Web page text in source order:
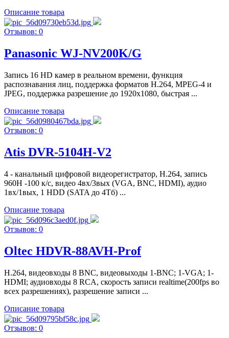
Описание товара
Отзывов: 0
Panasonic WJ-NV200K/G
Запись 16 HD камер в реальном времени, функция
распознавания лиц, поддержка форматов H.264, MPEG-4 и
JPEG, поддержка разрешение до 1920x1080, быстрая ...
Описание товара
Отзывов: 0
Atis DVR-5104H-V2
4 - канальный цифровой видеорегистратор, Н.264, запись
960H -100 к/с, видео 4вх/3вых (VGA, BNC, HDMI), аудио
1вх/1вых, 1 HDD (SATA до 4Тб) ...
Описание товара
Отзывов: 0
Oltec HDVR-88AVH-Prof
H.264, видеовходы 8 BNC, видеовыходы 1-BNC; 1-VGA; 1-
HDMI; аудиовходы 8 RCA, скорость записи realtime(200fps во
всех разрешениях), разрешение записи ...
Описание товара
Отзывов: 0